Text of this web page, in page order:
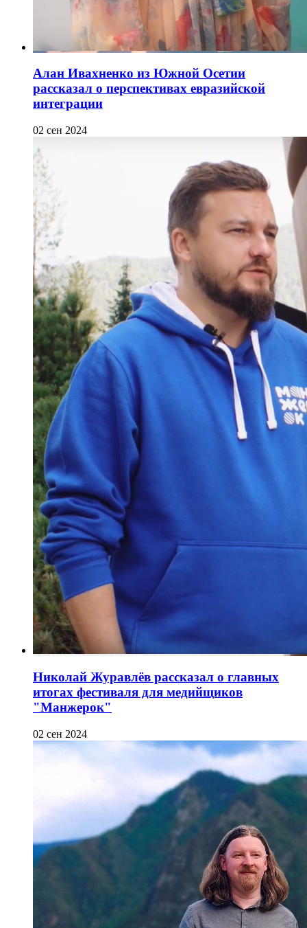
Алан Ивахненко из Южной Осетии
рассказал о перспективах евразийской
интеграции
02 сен 2024
Николай Журавлёв рассказал о главных
итогах фестиваля для медийщиков
"Манжерок"
02 сен 2024